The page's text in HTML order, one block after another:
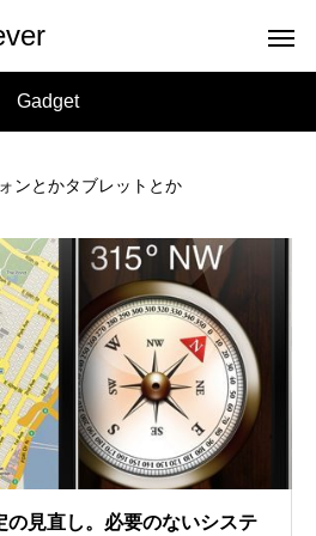
Gadget
ンとかタブレットとか
見直し。必要のないシステ